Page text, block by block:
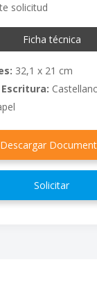
solicitud
Ficha técnica
32,1 x 21 cm
Descargar
Solicitar